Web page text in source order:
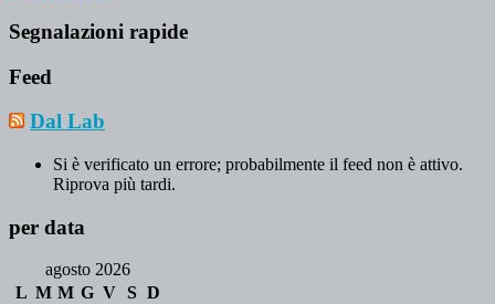
Segnalazioni rapide
Feed
Dal Lab
Si è verificato un errore; probabilmente il feed non è attivo.
Riprova più tardi.
per data
agosto 2026
L M M G V S D